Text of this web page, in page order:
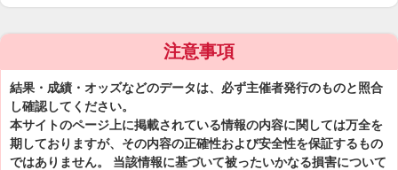
注意事項
結果・成績・オッズなどのデータは、必ず主催者発行のものと照合
し確認してください。
本サイトのページ上に掲載されている情報の内容に関しては万全を
期しておりますが、その内容の正確性および安全性を保証するもの
ではありません。 当該情報に基づいて被ったいかなる損害について